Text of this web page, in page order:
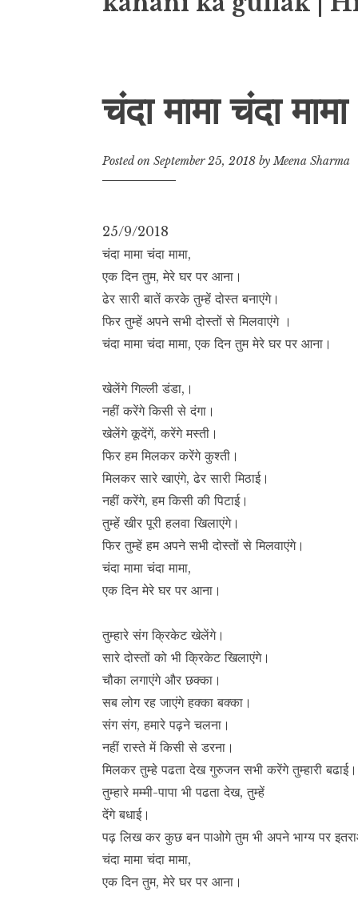
चंदा मामा चंदा मामा
Posted on September 25, 2018 byMeena Sharma
25/9/2018
चंदा मामा चंदा मामा,
एक दिन तुम, मेरे घर पर आना।
ढेर सारी बातें करके तुम्हें दोस्त बनाएंगे।
फिर तुम्हें अपने सभी दोस्तों से मिलवाएंगे ।
चंदा मामा चंदा मामा, एक दिन तुम मेरे घर पर आना।
खेलेंगे गिल्ली डंडा,।
नहीं करेंगे किसी से दंगा।
खेलेंगे कूदेंगें, करेंगे मस्ती।
फिर हम मिलकर करेंगे कुश्ती।
मिलकर सारे खाएंगे, ढेर सारी मिठाई।
नहीं करेंगे, हम किसी की पिटाई।
तुम्हें खीर पूरी हलवा खिलाएंगे।
फिर तुम्हें हम अपने सभी दोस्तों से मिलवाएंगे।
चंदा मामा चंदा मामा,
एक दिन मेरे घर पर आना।
तुम्हारे संग क्रिकेट खेलेंगे।
सारे दोस्तों को भी क्रिकेट खिलाएंगे।
चौका लगाएंगे और छक्का।
सब लोग रह जाएंगे हक्का बक्का।
संग संग, हमारे पढ़ने चलना।
नहीं रास्ते में किसी से डरना।
मिलकर तुम्हे पढता देख गुरुजन सभी करेंगे तुम्हारी बढाई।
तुम्हारे मम्मी-पापा भी पढता देख, तुम्हें
देंगे बधाई।
पढ़ लिख कर कुछ बन पाओगे तुम भी अपने भाग्य पर
चंदा मामा चंदा मामा,
एक दिन तुम, मेरे घर पर आना।